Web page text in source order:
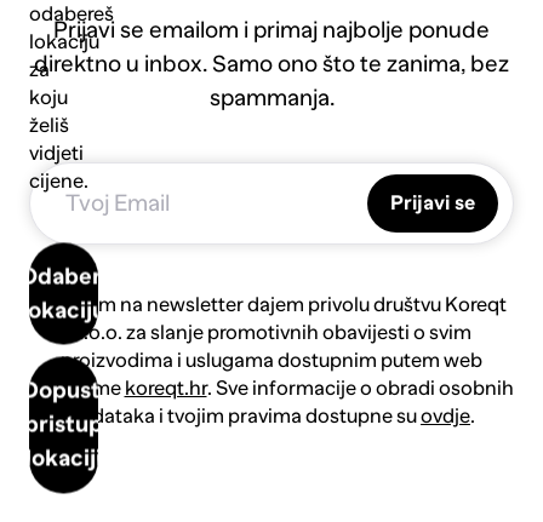
odabereš
lokaciju
za
koju
želiš
vidjeti
cijene.
Odaberi
lokaciju
Dopusti
pristup
lokaciji
Prijavi se emailom i primaj najbolje ponude
direktno u inbox. Samo ono što te zanima, bez
spammanja.
Prijavi se
Prijavom na newsletter dajem privolu društvu Koreqt
d.o.o. za slanje promotivnih obavijesti o svim
proizvodima i uslugama dostupnim putem web
platforme koreqt.hr. Sve informacije o obradi osobnih
podataka i tvojim pravima dostupne suovdje.